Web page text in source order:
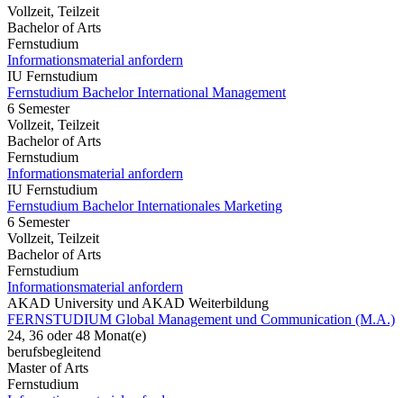
Vollzeit, Teilzeit
Bachelor of Arts
Fernstudium
Informationsmaterial anfordern
IU Fernstudium
Fernstudium Bachelor International Management
6 Semester
Vollzeit, Teilzeit
Bachelor of Arts
Fernstudium
Informationsmaterial anfordern
IU Fernstudium
Fernstudium Bachelor Internationales Marketing
6 Semester
Vollzeit, Teilzeit
Bachelor of Arts
Fernstudium
Informationsmaterial anfordern
AKAD University und AKAD Weiterbildung
FERNSTUDIUM Global Management und Communication (M.A.)
24, 36 oder 48 Monat(e)
berufsbegleitend
Master of Arts
Fernstudium